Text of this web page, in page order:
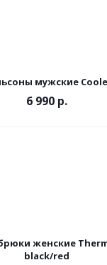
мужские
6 990 р.
женские
black/red